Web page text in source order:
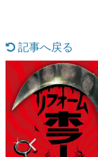
です
ゲ
「経
の起
イニ
カテゴ
記事へ戻る